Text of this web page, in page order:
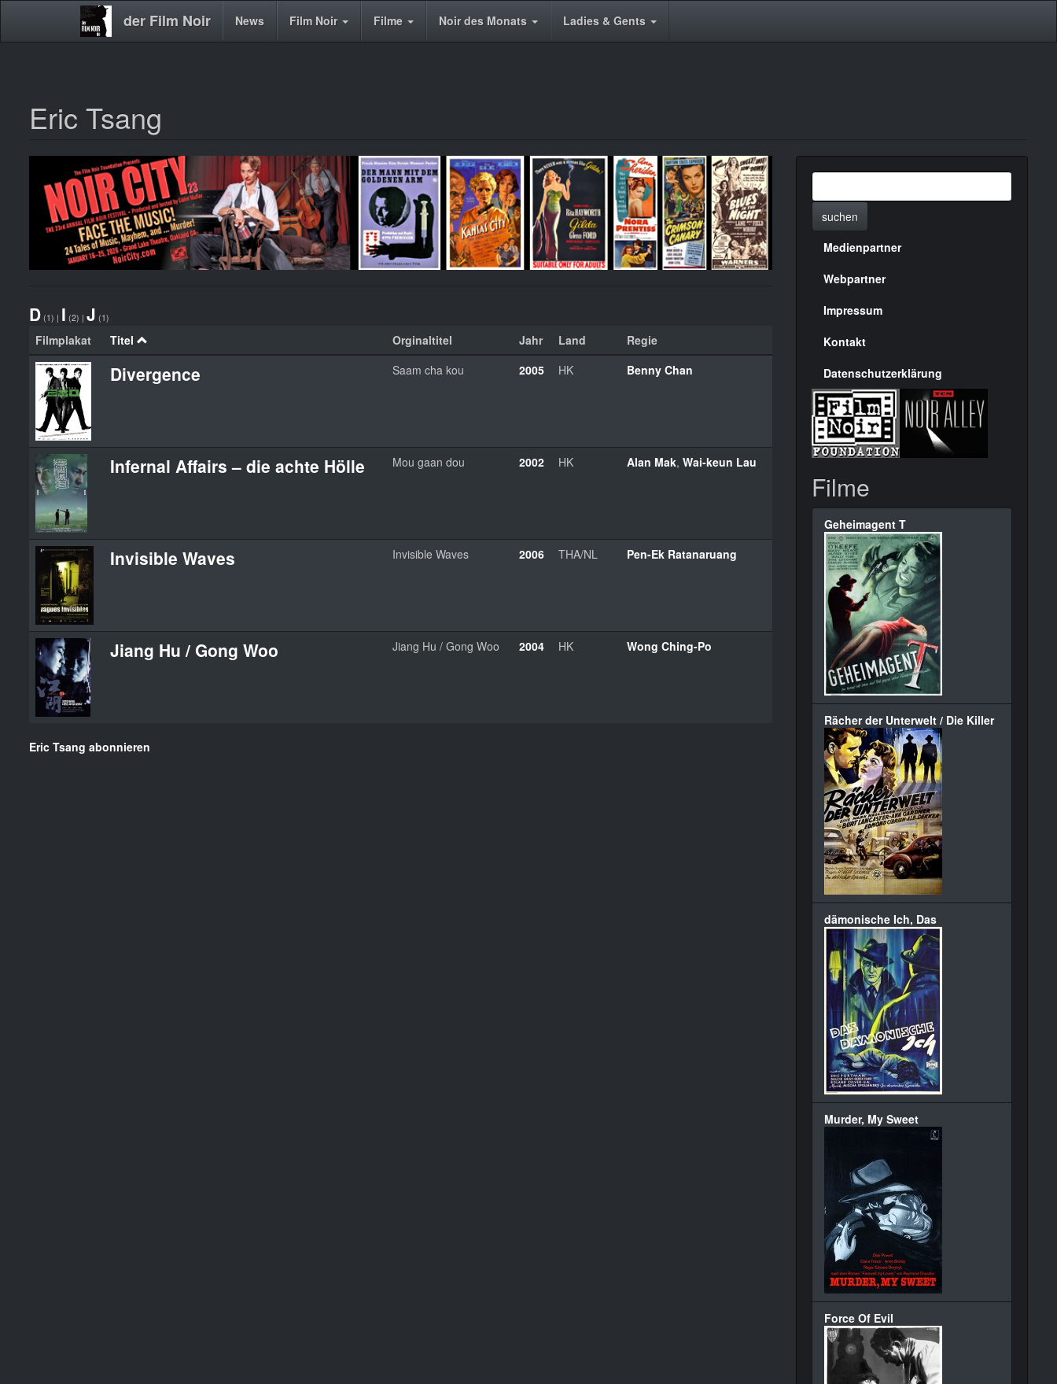
der Film Noir
Main News Film Noir Filme Noir des Monats Ladies & Gents
Eric Tsang
D (1) | I (2) | J (1)
Filmplakat Titel Orginaltitel Jahr Land Regie
Divergence Saam cha kou 2005 HK Benny Chan
Infernal Affairs – die achte Hölle Mou gaan dou 2002 HK Alan Mak, Wai-keun Lau
Invisible Waves Invisible Waves 2006 THA/NL Pen-Ek Ratanaruang
Jiang Hu / Gong Woo Jiang Hu / Gong Woo 2004 HK Wong Ching-Po
Eric Tsang abonnieren
suchen
Menülinks
rechte
Seite
Medienpartner
Webpartner
Impressum
Kontakt
Datenschutzerklärung
Filme
Geheimagent T
Rächer der Unterwelt / Die Killer
dämonische Ich, Das
Murder, My Sweet
Force Of Evil